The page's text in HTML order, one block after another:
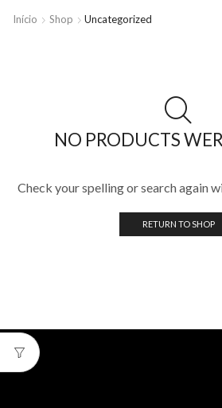
Início Shop Uncategorized
NO PRODUCTS
Check your spelling or search again
RETURN TO SHOP